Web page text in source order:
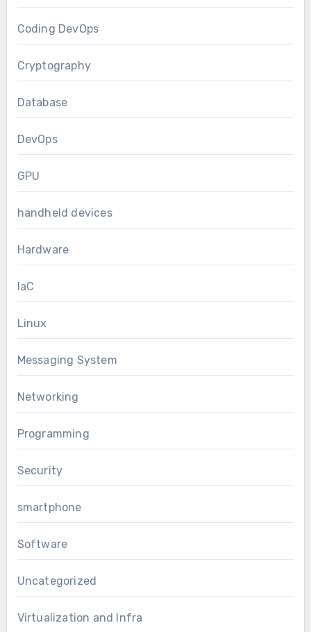
Coding DevOps
Cryptography
Database
DevOps
GPU
handheld devices
Hardware
IaC
Linux
Messaging System
Networking
Programming
Security
smartphone
Software
Uncategorized
Virtualization and Infra